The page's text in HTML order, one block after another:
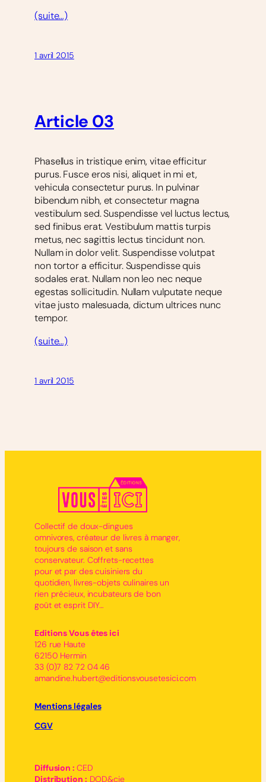
(suite…)
1 avril 2015
Article 03
Phasellus in tristique enim, vitae efficitur
purus. Fusce eros nisi, aliquet in mi et,
vehicula consectetur purus. In pulvinar
bibendum nibh, et consectetur magna
vestibulum sed. Suspendisse vel luctus lectus,
sed finibus erat. Vestibulum mattis turpis
metus, nec sagittis lectus tincidunt non.
Nullam in dolor velit. Suspendisse volutpat
non tortor a efficitur. Suspendisse quis
sodales erat. Nullam non leo nec neque
egestas sollicitudin. Nullam vulputate neque
vitae justo malesuada, dictum ultrices nunc
tempor.
(suite…)
1 avril 2015
Collectif de doux-dingues
omnivores, créateur de livres à manger,
toujours de saison et sans
conservateur. Coffrets-recettes
pour et par des cuisiniers du
quotidien, livres-objets culinaires un
rien précieux, incubateurs de bon
goût et esprit DIY…
Editions Vous êtes ici
126 rue Haute
62150 Hermin
33 (0)7 82 72 04 46
amandine.hubert@editionsvousetesici.com
Mentions légales
CGV
Diffusion : CED
Distribution : DOD&cie